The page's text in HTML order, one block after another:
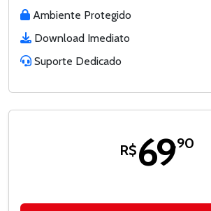
Ambiente Protegido
Download Imediato
Suporte Dedicado
R$69,90